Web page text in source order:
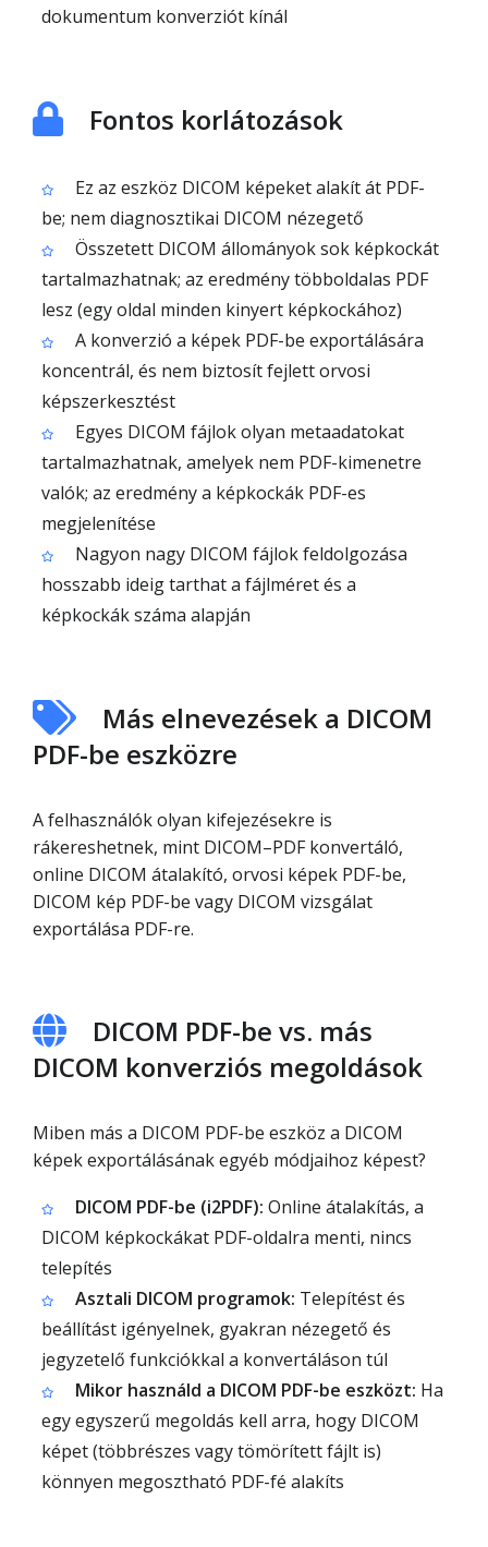
dokumentum konverziót kínál
Fontos korlátozások
Ez az eszköz DICOM képeket alakít át PDF-
be; nem diagnosztikai DICOM nézegető
Összetett DICOM állományok sok képkockát
tartalmazhatnak; az eredmény többoldalas PDF
lesz (egy oldal minden kinyert képkockához)
A konverzió a képek PDF-be exportálására
koncentrál, és nem biztosít fejlett orvosi
képszerkesztést
Egyes DICOM fájlok olyan metaadatokat
tartalmazhatnak, amelyek nem PDF-kimenetre
valók; az eredmény a képkockák PDF-es
megjelenítése
Nagyon nagy DICOM fájlok feldolgozása
hosszabb ideig tarthat a fájlméret és a
képkockák száma alapján
Más elnevezések a DICOM
PDF-be eszközre
A felhasználók olyan kifejezésekre is
rákereshetnek, mint DICOM–PDF konvertáló,
online DICOM átalakító, orvosi képek PDF-be,
DICOM kép PDF-be vagy DICOM vizsgálat
exportálása PDF-re.
DICOM PDF-be vs. más
DICOM konverziós megoldások
Miben más a DICOM PDF-be eszköz a DICOM
képek exportálásának egyéb módjaihoz képest?
DICOM PDF-be (i2PDF): Online átalakítás, a
DICOM képkockákat PDF-oldalra menti, nincs
telepítés
Asztali DICOM programok: Telepítést és
beállítást igényelnek, gyakran nézegető és
jegyzetelő funkciókkal a konvertáláson túl
Mikor használd a DICOM PDF-be eszközt: Ha
egy egyszerű megoldás kell arra, hogy DICOM
képet (többrészes vagy tömörített fájlt is)
könnyen megosztható PDF-fé alakíts